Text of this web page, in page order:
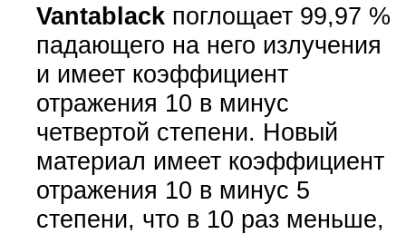
Vantablackпоглощает 99,97 %
падающего на него излучения
и имеет коэффициент
отражения 10 в минус
четвертой степени. Новый
материал имеет коэффициент
отражения 10 в минус 5
степени, что в 10 раз меньше,